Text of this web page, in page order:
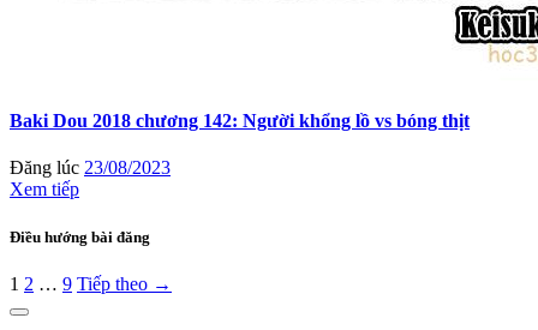
Baki Dou 2018 chương 142: Người khổng lồ vs bóng thịt
Đăng lúc 23/08/2023
Xem tiếp
Điều hướng bài đăng
1 2 … 9 Tiếp theo →